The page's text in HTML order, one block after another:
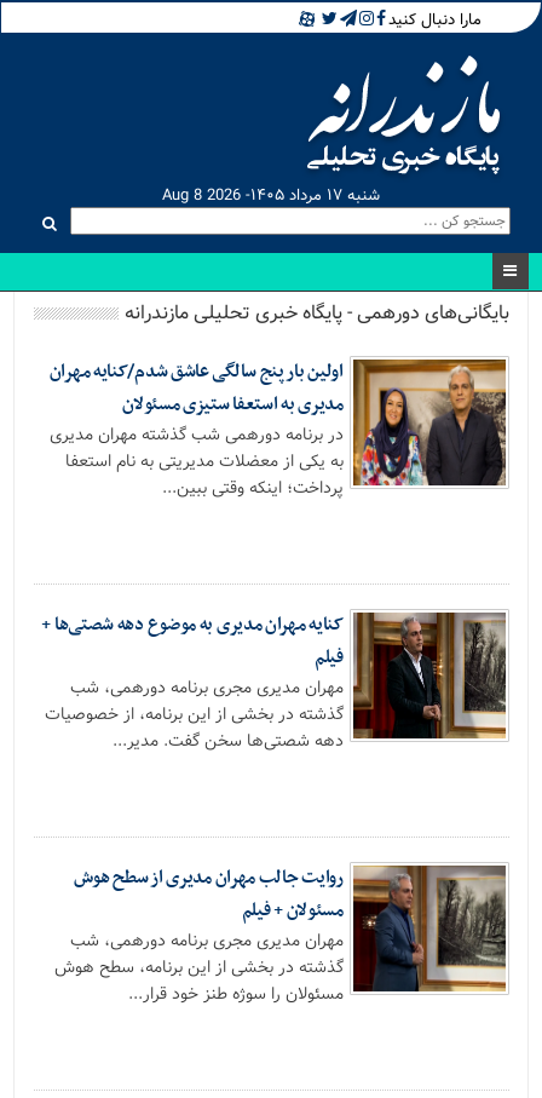
مارا دنبال کنید
شنبه ۱۷ مرداد ۱۴۰۵- Aug 8 2026
بایگانی‌های دورهمی - پایگاه خبری تحلیلی مازندرانه
اولین بار پنج سالگی عاشق شدم/کنایه مهران
مدیری به استعفا ستیزی مسئولان
در برنامه دورهمی شب گذشته مهران مدیری
به یکی از معضلات مدیریتی به نام استعفا
پرداخت؛ اینکه وقتی ببین...
کنایه مهران مدیری به موضوع دهه شصتی‌ها +
فیلم
مهران مدیری مجری برنامه دورهمی، شب
گذشته در بخشی از این برنامه، از خصوصیات
دهه شصتی‌ها سخن گفت. مدیر...
روایت جالب مهران مدیری از سطح هوش
مسئولان + فیلم
مهران مدیری مجری برنامه دورهمی، شب
گذشته در بخشی از این برنامه، سطح هوش
مسئولان را سوژه طنز خود قرار...